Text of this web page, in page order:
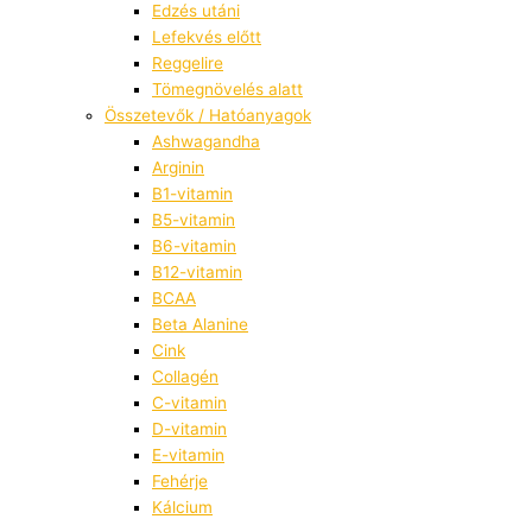
Edzés utáni
Lefekvés előtt
Reggelire
Tömegnövelés alatt
Összetevők / Hatóanyagok
Ashwagandha
Arginin
B1-vitamin
B5-vitamin
B6-vitamin
B12-vitamin
BCAA
Beta Alanine
Cink
Collagén
C-vitamin
D-vitamin
E-vitamin
Fehérje
Kálcium